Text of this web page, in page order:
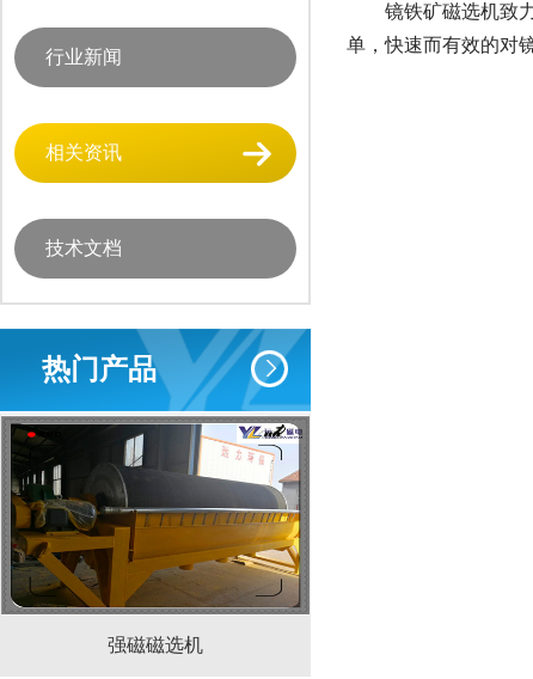
行业新闻
相关资讯
技术文档
热门产品
强磁磁选机
镜铁矿磁选机致
单，快速而有效的对